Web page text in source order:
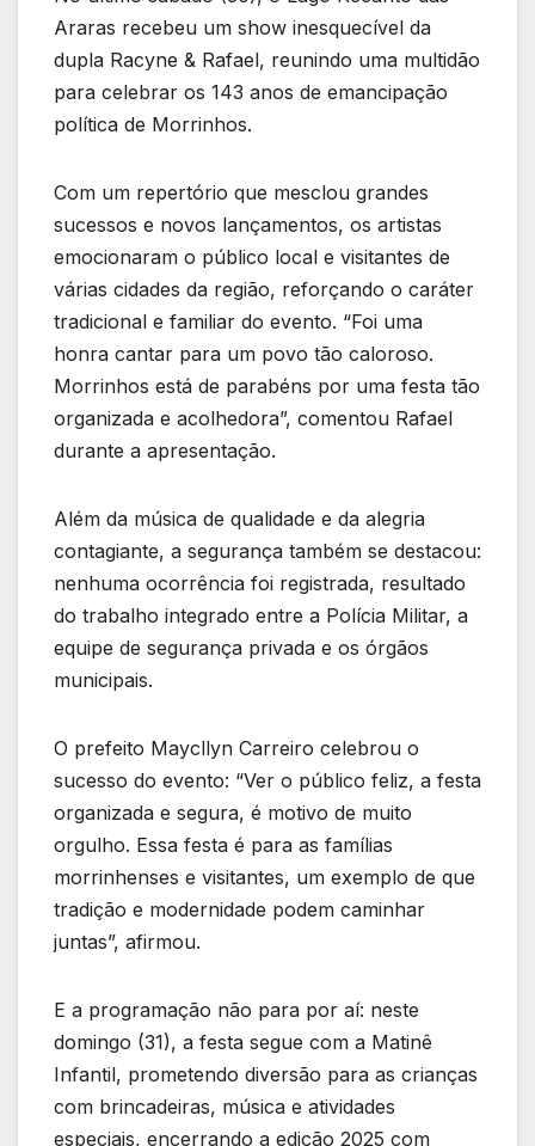
Araras recebeu um show inesquecível da
dupla Racyne & Rafael, reunindo uma multidão
para celebrar os 143 anos de emancipação
política de Morrinhos.
Com um repertório que mesclou grandes
sucessos e novos lançamentos, os artistas
emocionaram o público local e visitantes de
várias cidades da região, reforçando o caráter
tradicional e familiar do evento. “Foi uma
honra cantar para um povo tão caloroso.
Morrinhos está de parabéns por uma festa tão
organizada e acolhedora”, comentou Rafael
durante a apresentação.
Além da música de qualidade e da alegria
contagiante, a segurança também se destacou:
nenhuma ocorrência foi registrada, resultado
do trabalho integrado entre a Polícia Militar, a
equipe de segurança privada e os órgãos
municipais.
O prefeito Maycllyn Carreiro celebrou o
sucesso do evento: “Ver o público feliz, a festa
organizada e segura, é motivo de muito
orgulho. Essa festa é para as famílias
morrinhenses e visitantes, um exemplo de que
tradição e modernidade podem caminhar
juntas”, afirmou.
E a programação não para por aí: neste
domingo (31), a festa segue com a Matinê
Infantil, prometendo diversão para as crianças
com brincadeiras, música e atividades
especiais, encerrando a edição 2025 com